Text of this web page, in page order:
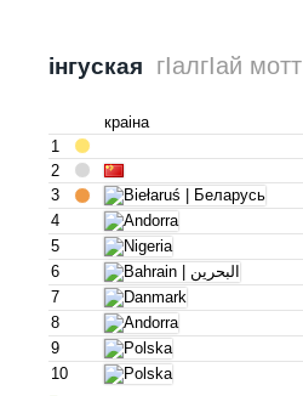
інгуская гӀалгӀай мотт
краіна
1
2
3
4
5
6
7
8
9
10